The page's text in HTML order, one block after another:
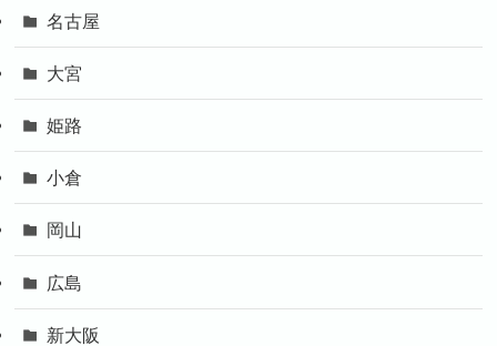
名古屋
大宮
姫路
小倉
岡山
広島
新大阪